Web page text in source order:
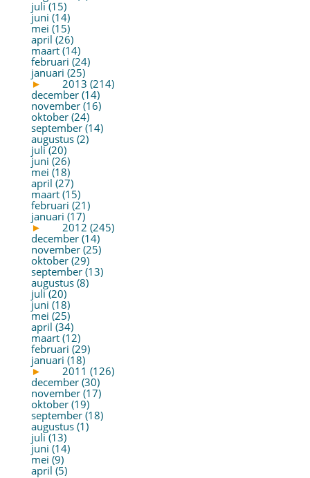
juli (15)
juni (14)
mei (15)
april (26)
maart (14)
februari (24)
januari (25)
►
2013 (214)
december (14)
november (16)
oktober (24)
september (14)
augustus (2)
juli (20)
juni (26)
mei (18)
april (27)
maart (15)
februari (21)
januari (17)
►
2012 (245)
december (14)
november (25)
oktober (29)
september (13)
augustus (8)
juli (20)
juni (18)
mei (25)
april (34)
maart (12)
februari (29)
januari (18)
►
2011 (126)
december (30)
november (17)
oktober (19)
september (18)
augustus (1)
juli (13)
juni (14)
mei (9)
april (5)